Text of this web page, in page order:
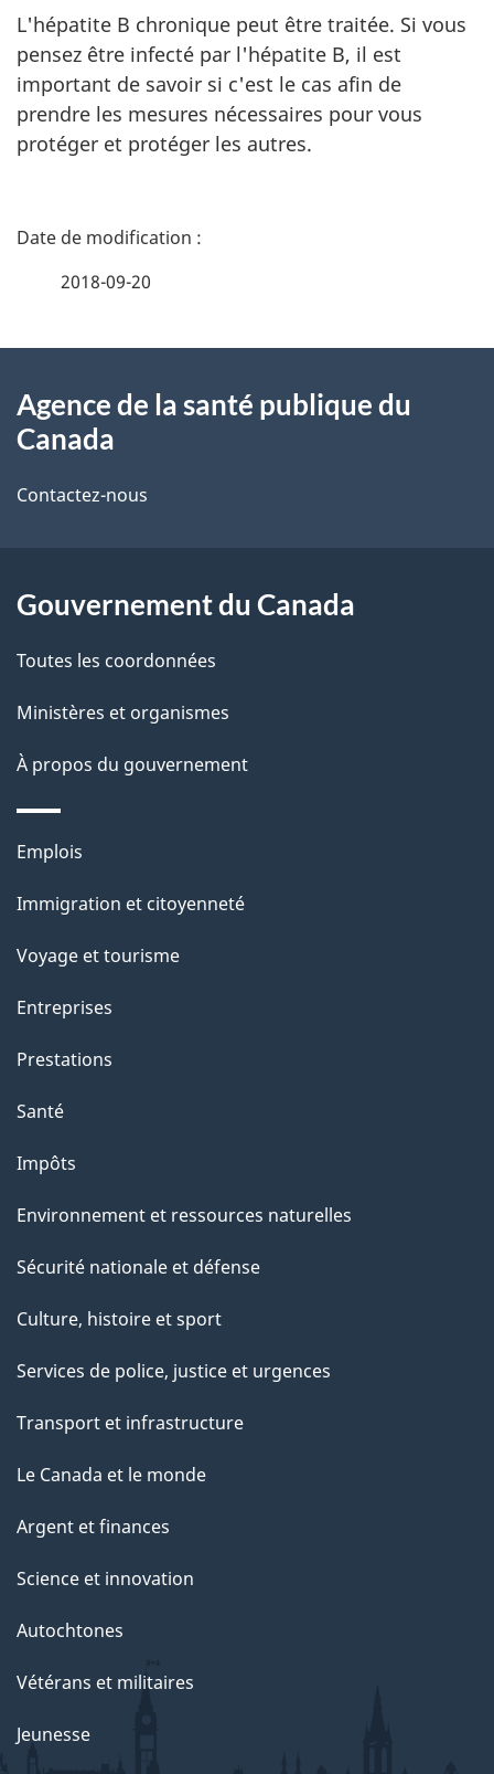
L'hépatite B chronique peut être traitée. Si vous
pensez être infecté par l'hépatite B, il est
important de savoir si c'est le cas afin de
prendre les mesures nécessaires pour vous
protéger et protéger les autres.
D
i
s
e
l
a
p
a
g
e
2018-09-20
propos
ce
Agence de la santé publique du
Canada
Contactez-nous
Gouvernement du Canada
Toutes les coordonnées
Ministères et organismes
À propos du gouvernement
Thèmes
sujets
Emplois
Immigration et citoyenneté
Voyage et tourisme
Entreprises
Prestations
Santé
Impôts
Environnement et ressources naturelles
Sécurité nationale et défense
Culture, histoire et sport
Services de police, justice et urgences
Transport et infrastructure
Le Canada et le monde
Argent et finances
Science et innovation
Autochtones
Vétérans et militaires
Jeunesse